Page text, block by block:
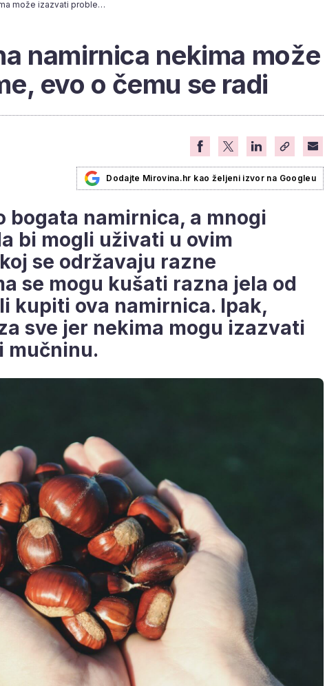
Kesteni: Omiljena namirnica nekima može izazvati probleme, evo o čemu se radi
namirnica nekima može
evo o čemu se radi
Dodajte Mirovina.hr kao željeni izvor na Googleu
bogata namirnica, a mnogi
bi mogli uživati u ovim
se održavaju razne
se mogu kušati razna jela od
kupiti ova namirnica. Ipak,
sve jer nekima mogu izazvati
mučninu.